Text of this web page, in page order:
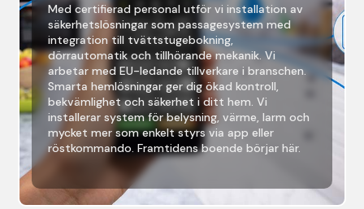
Med certifierad personal utför vi installation av
säkerhetslösningar som passagesystem med
integration till tvättstugebokning,
dörrautomatik och tillhörande mekanik. Vi
arbetar med EU-ledande tillverkare i branschen.
Smarta hemlösningar ger dig ökad kontroll,
bekvämlighet och säkerhet i ditt hem. Vi
installerar system för belysning, värme, larm och
mycket mer som enkelt styrs via app eller
röstkommando. Framtidens boende börjar här.